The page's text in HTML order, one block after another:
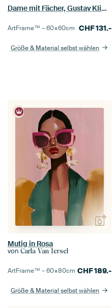
Dame mit Fächer, Gustav Klimt (digital erweitert)
ArtFrame™ –60×60cm CHF131.-
Größe & Material selbst wählen
Mutig in Rosa
von Carla Van Iersel
ArtFrame™ –60×80cm CHF189.-
Größe & Material selbst wählen